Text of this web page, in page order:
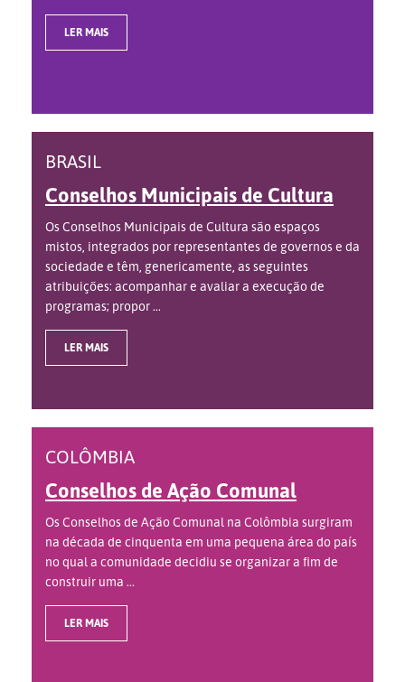
LER MAIS
BRASIL
Conselhos Municipais de Cultura
Os Conselhos Municipais de Cultura são espaços
mistos, integrados por representantes de governos e da
sociedade e têm, genericamente, as seguintes
atribuições: acompanhar e avaliar a execução de
programas; propor ...
LER MAIS
COLÔMBIA
Conselhos de Ação Comunal
Os Conselhos de Ação Comunal na Colômbia surgiram
na década de cinquenta em uma pequena área do país
no qual a comunidade decidiu se organizar a fim de
construir uma ...
LER MAIS